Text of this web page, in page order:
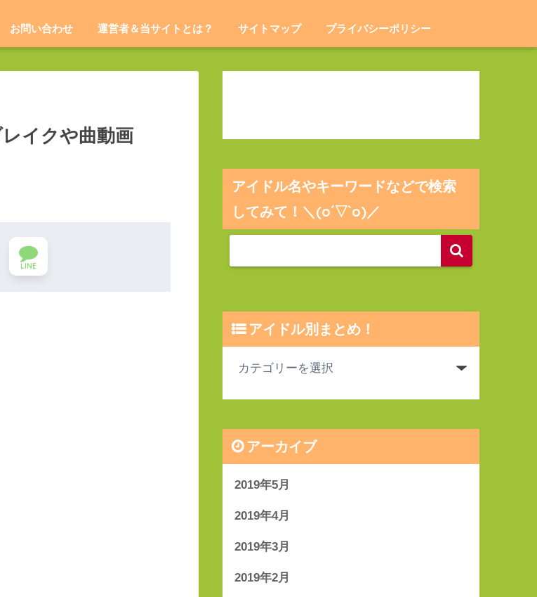
お問い合わせ 運営者＆当サイトとは？ サイトマップ プライバシーポリシー
イクや曲動画
LINE
アイドル名やキーワードなどで検索
してみて！＼(o´▽`o)／
アイドル別まとめ！
アーカイブ
2019年5月
2019年4月
2019年3月
2019年2月